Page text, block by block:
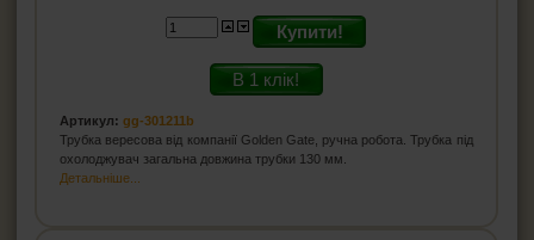
Купити!
В 1 клік!
Артикул: gg-301211b
Трубка вересова від компанії Golden Gate, ручна робота. Трубка під
охолоджувач загальна довжина трубки 130 мм.
Детальніше...